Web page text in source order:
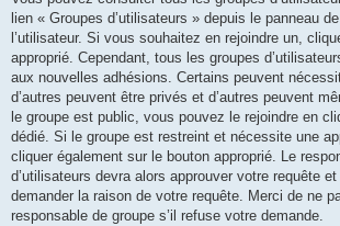
lien « Groupes d’utilisateurs » depuis le panneau
l’utilisateur. Si vous souhaitez en rejoindre un,
approprié. Cependant, tous les groupes
aux nouvelles adhésions. Certains peuvent
d’autres peuvent être privés et d’autres peuvent
le groupe est public, vous pouvez le rejoindre en
dédié. Si le groupe est restreint et nécessite une
cliquer également sur le bouton approprié. Le
d’utilisateurs devra alors approuver votre requête
demander la raison de votre requête. Merci de ne
responsable de groupe s’il refuse votre demande.